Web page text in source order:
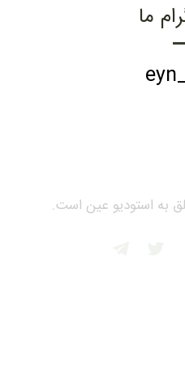
به استودیو عین است.
ما